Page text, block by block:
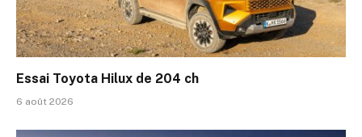
Essai Toyota Hilux de 204 ch
6 août 2026